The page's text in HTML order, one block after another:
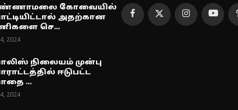
கோவையில்
அதற்கான
செ...
2024
நிலையம் முன்பு
ஈடுபட்ட
...
2024